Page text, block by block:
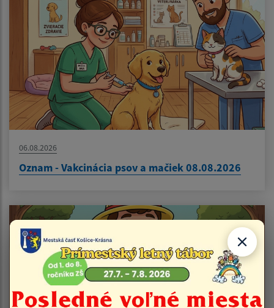
06.08.2026
Oznam - Vakcinácia psov a mačiek 08.08.2026